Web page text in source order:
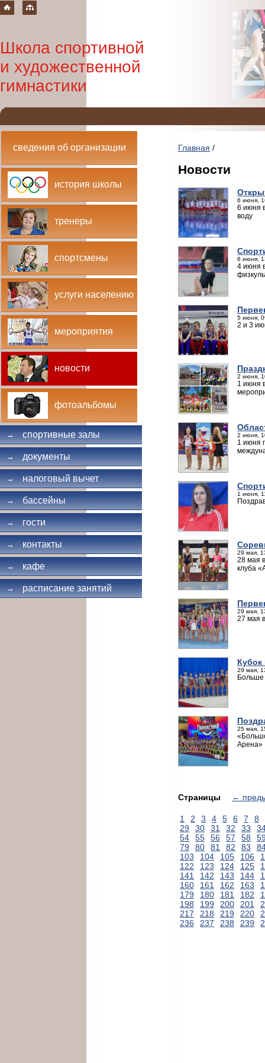
Школа спортивной
и художественной
гимнастики
сведения об организации
история школы
тренеры
спортсмены
услуги населению
мероприятия
новости
фотоальбомы
→ спортивные залы
→ документы
→ налоговый вычет
→ бассейны
→ гости
→ контакты
→ кафе
→ расписание занятий
Главная /
Новости
6 июня,
6 июня
воду
6 июня,
4 июня
5 июня,
2 и 3
2 июня,
1 июня
2 июня,
1 июня
1 июня,
29 мая,
28 мая
клуба
29 мая,
27 мая
Кубок
29 мая,
Больше
25 мая,
Арена»
Страницы ←
1 2 3 4 5 6 7
8
29
30 31 32 33
54
55 56 57 58
79
80 81 82 83
103
104 105 106
122
123 124 125
141
142 143 144
160
161 162 163
179
180 181 182
198
199 200 201
217
218 219 220
236
237 238 239